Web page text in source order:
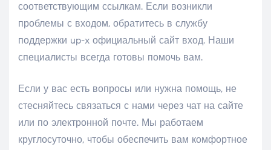
соответствующим ссылкам. Если возникли
проблемы с входом, обратитесь в службу
поддержки up-x официальный сайт вход. Наши
специалисты всегда готовы помочь вам.
Если у вас есть вопросы или нужна помощь, не
стесняйтесь связаться с нами через чат на сайте
или по электронной почте. Мы работаем
круглосуточно, чтобы обеспечить вам комфортное